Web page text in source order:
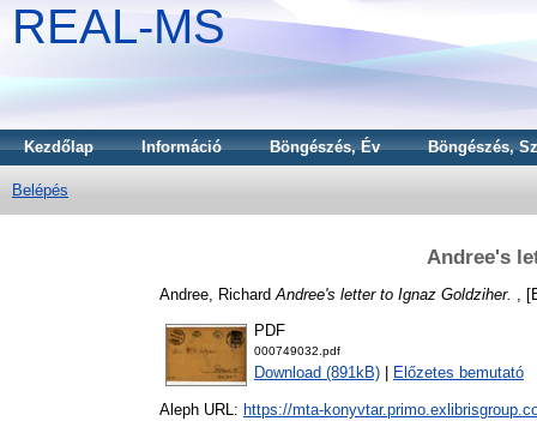
REAL-MS
Kezdőlap Információ Böngészés, Év Böngészés,
Belépés
Andree's
Andree, Richard Andree's letter to Ignaz Goldziher. ,
PDF
000749032.pdf
Download (891kB) Előzetes bemutató
Aleph URL: https://mta-